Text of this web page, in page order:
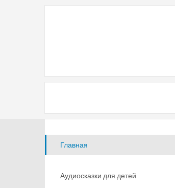
Главная
Аудиосказки для детей